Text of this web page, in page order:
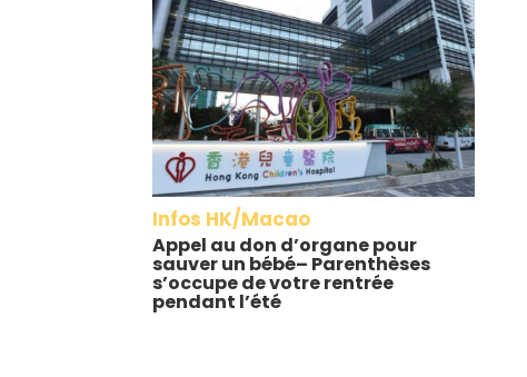
Infos HK/Macao
Appel au don d’organe pour
sauver un bébé– Parenthèses
s’occupe de votre rentrée
pendant l’été